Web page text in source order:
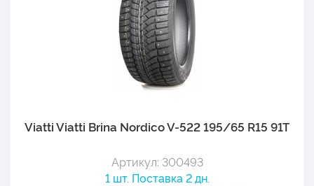
Viatti Viatti Brina Nordico V-522 195/65 R15 91T
Артикул: 300493
1 шт. Поставка 2 дн.